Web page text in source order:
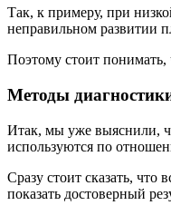
Так, к примеру, при
неправильном развитии
Поэтому стоит понимать,
Методы
Итак, мы уже выяснили,
используются по
Сразу стоит сказать, что
показать достоверный